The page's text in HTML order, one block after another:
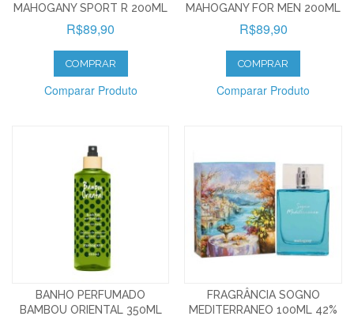
MAHOGANY SPORT R 200ML
R$89,90
COMPRAR
Comparar Produto
MAHOGANY FOR MEN 200ML
R$89,90
COMPRAR
Comparar Produto
BANHO PERFUMADO
BAMBOU ORIENTAL 350ML
FRAGRÂNCIA SOGNO
MEDITERRANEO 100ML 42%